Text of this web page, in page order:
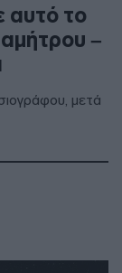
αυτό το
–
μετά